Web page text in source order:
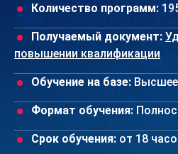
Количество программ:
Получаемый документ:
повышении квалификации
Обучение на базе:
Формат обучения:
Срок обучения: от 18